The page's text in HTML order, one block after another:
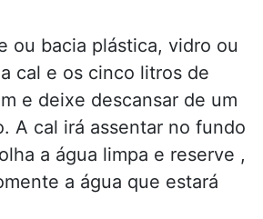
ou bacia plástica, vidro ou
cal e os cinco litros de
e deixe descansar de um
A cal irá assentar no fundo
a água limpa e reserve ,
a água que estará